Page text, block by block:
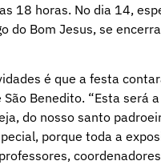
18 horas. No dia 14,
do Bom Jesus, se
é que a festa
Benedito. “Esta será
do nosso santo
porque toda a